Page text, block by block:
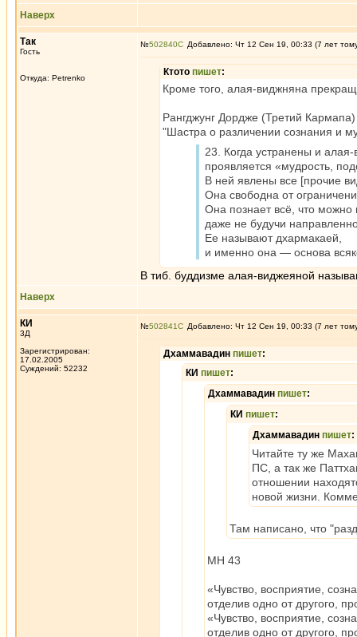
Наверх
Так
Гость
Откуда: Petrenko
№502840 Добавлено: Чт 12 Сен 19, 00:33 (7 лет
Ктото пишет:
Кроме того, алая-виджняна
Рангджунг Дордже (Третий Кармапа)
"Шастра о различении сознания и
23. Когда устранены и
проявляется «мудрость,
В ней явлены все [прочие
Она свободна от
Она познает всё, что можно
даже не будучи
Ее называют дхармакаей,
и именно она — основа
В тиб. буддизме алая-виджеяной
Наверх
КИ
3Д
Зарегистрирован:
17.02.2005
Суждений: 52232
№502841 Добавлено: Чт 12 Сен 19, 00:33 (7 лет
Дхаммавадин пишет:
КИ пишет:
Дхаммавадин пишет:
КИ пишет:
Дхаммавадин пишет:
Читайте ту же
ПС, а так же
отношении
новой жизни.
Там написано, что
МН 43
«Чувство, восприятие,
отделив одно от другого,
«Чувство, восприятие,
отделив одно от другого,